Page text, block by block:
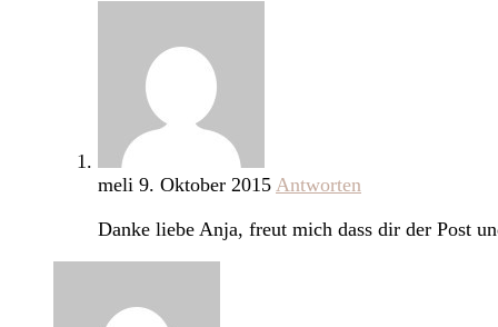
meli 9. Oktober 2015 Antworten
Danke liebe Anja, freut mich dass dir der Post